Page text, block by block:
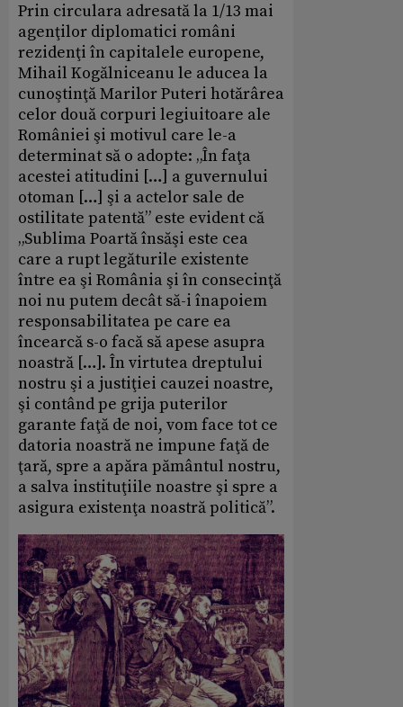
Prin circulara adresată la 1/13 mai
agenţilor diplomatici români
rezidenţi în capitalele europene,
Mihail Kogălniceanu le aducea la
cunoştinţă Marilor Puteri hotărârea
celor două corpuri legiuitoare ale
României şi motivul care le-a
determinat să o adopte: „În faţa
acestei atitudini […] a guvernului
otoman […] şi a actelor sale de
ostilitate patentă” este evident că
„Sublima Poartă însăşi este cea
care a rupt legăturile existente
între ea şi România şi în consecinţă
noi nu putem decât să-i înapoiem
responsabilitatea pe care ea
încearcă s-o facă să apese asupra
noastră […]. În virtutea dreptului
nostru şi a justiţiei cauzei noastre,
şi contând pe grija puterilor
garante faţă de noi, vom face tot ce
datoria noastră ne impune faţă de
ţară, spre a apăra pământul nostru,
a salva instituţiile noastre şi spre a
asigura existenţa noastră politică”.